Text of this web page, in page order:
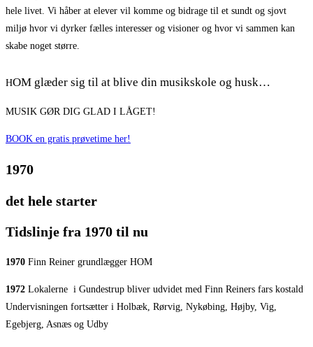
hele livet. Vi håber at elever vil komme og bidrage til et sundt og sjovt
miljø hvor vi dyrker fælles interesser og visioner og hvor vi sammen kan
skabe noget større.
HOM glæder sig til at blive din musikskole og husk…
MUSIK GØR DIG GLAD I LÅGET!
BOOK en gratis prøvetime her!
1970
det hele starter
Tidslinje fra 1970 til nu
1970 Finn Reiner grundlægger HOM
1972 Lokalerne i Gundestrup bliver udvidet med Finn Reiners fars kostald
Undervisningen fortsætter i Holbæk, Rørvig, Nykøbing, Højby, Vig,
Egebjerg, Asnæs og Udby